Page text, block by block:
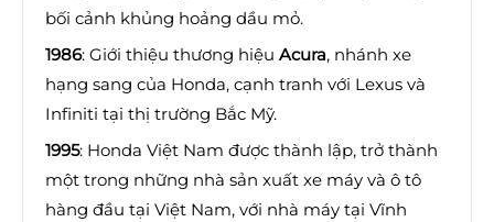
bối cảnh khủng hoảng dầu mỏ.
1986: Giới thiệu thương hiệu Acura, nhánh xe
hạng sang của Honda, cạnh tranh với Lexus và
Infiniti tại thị trường Bắc Mỹ.
1995: Honda Việt Nam được thành lập, trở thành
một trong những nhà sản xuất xe máy và ô tô
hàng đầu tại Việt Nam, với nhà máy tại Vĩnh